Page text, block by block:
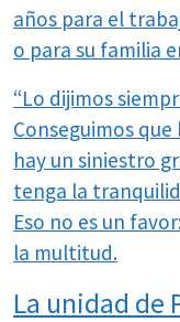
años para el
o para su familia
“Lo dijimos
Conseguimos que
hay un siniestro
tenga la
Eso no es un
la multitud.
La unidad de